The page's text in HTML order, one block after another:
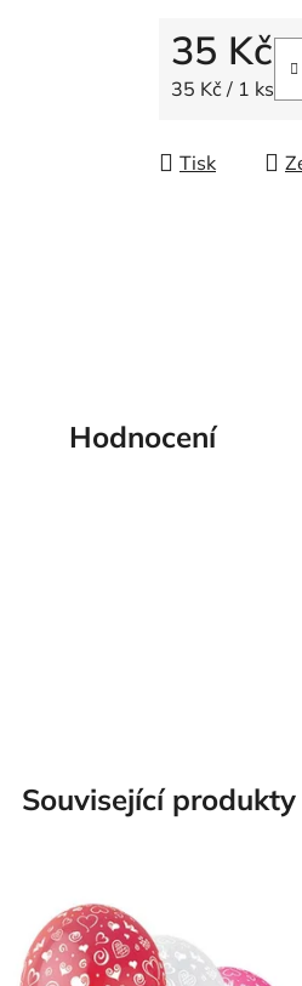
hvězdiček.
35 Kč
Měrná cena:
35 Kč / 1 ks
Tisk
Hodnocení
Související produkty